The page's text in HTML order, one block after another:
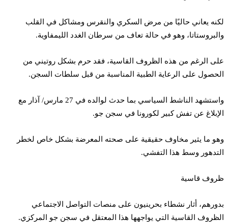
لكنه يعاني حاليًا من مرض السكري والنقرس ومشاكل في القلب
والبروستاتا، وهو في حالة تعاف من سرطان الغدد الليمفاوية.
على الرغم من هذه الظروف القاسية، فقد حرم بشكل روتيني من
الحصول على الرعاية الطبية المناسبة من قبل سلطات السجن.
واستشهد الناشط السياسي بما حدث لوالده في 27 مارس/ آذار مع
الإبلاغ عن تفش كبير لكورونا في سجن جو.
وهو ما يثير مخاوف حقيقية على صحته المعرضة بشكل خاص لخطر
التدهور وسط هذا التفشي.
ظروف قاسية
بدورهم، أثار نشطاء بحرينيون على منصات التواصل الاجتماعي
الظروف القاسية التي يواجهها هذا المعتقل في سجن جو المركزي.